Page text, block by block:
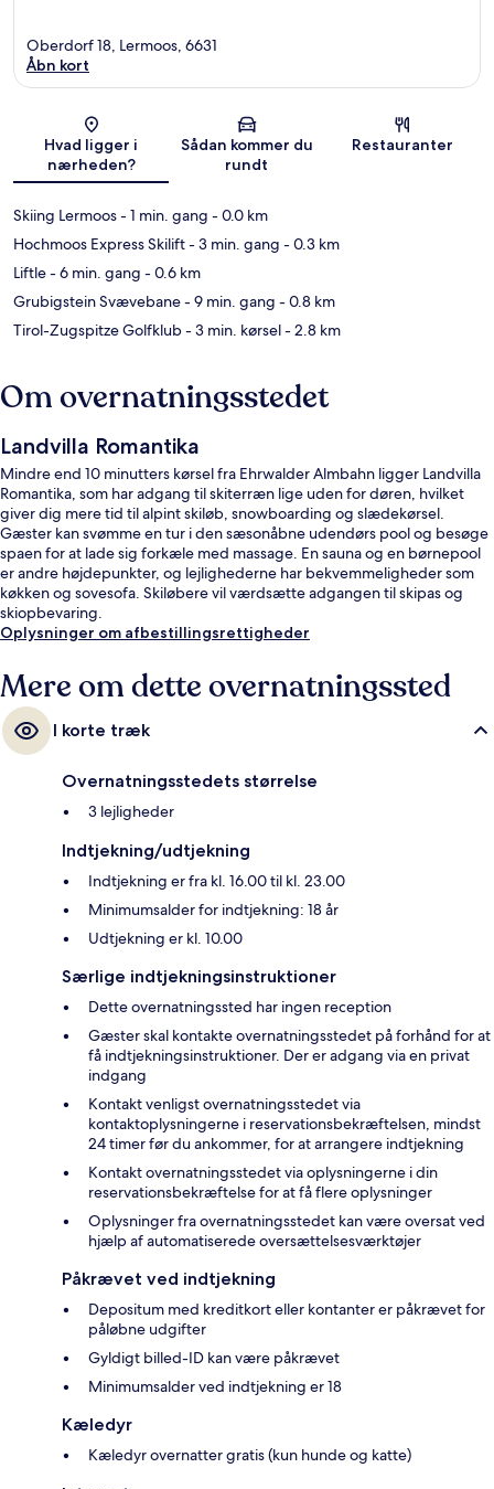
Kort
Oberdorf 18, Lermoos, 6631
Åbn kort
Hvad ligger i
nærheden?
Sådan kommer du
rundt
Restauranter
Skiing Lermoos- 1 min. gang - 0.0 km
Hochmoos Express Skilift- 3 min. gang - 0.3 km
Liftle- 6 min. gang - 0.6 km
Grubigstein Svævebane- 9 min. gang - 0.8 km
Tirol-Zugspitze Golfklub- 3 min. kørsel- 2.8 km
Om overnatningsstedet
Landvilla Romantika
Mindre end 10 minutters kørsel fra Ehrwalder Almbahn ligger Landvilla
Romantika, som har adgang til skiterræn lige uden for døren, hvilket
giver dig mere tid til alpint skiløb, snowboarding og slædekørsel.
Gæster kan svømme en tur i den sæsonåbne udendørs pool og besøge
spaen for at lade sig forkæle med massage. En sauna og en børnepool
er andre højdepunkter, og lejlighederne har bekvemmeligheder som
køkken og sovesofa. Skiløbere vil værdsætte adgangen til skipas og
skiopbevaring.
Oplysninger om afbestillingsrettigheder
Mere om dette overnatningssted
I korte træk
Overnatningsstedets størrelse
3 lejligheder
Indtjekning/udtjekning
Indtjekning er fra kl. 16.00 til kl. 23.00
Minimumsalder for indtjekning: 18 år
Udtjekning er kl. 10.00
Særlige indtjekningsinstruktioner
Dette overnatningssted har ingen reception
Gæster skal kontakte overnatningsstedet på forhånd for at
få indtjekningsinstruktioner. Der er adgang via en privat
indgang
Kontakt venligst overnatningsstedet via
kontaktoplysningerne i reservationsbekræftelsen, mindst
24 timer før du ankommer, for at arrangere indtjekning
Kontakt overnatningsstedet via oplysningerne i din
reservationsbekræftelse for at få flere oplysninger
Oplysninger fra overnatningsstedet kan være oversat ved
hjælp af automatiserede oversættelsesværktøjer
Påkrævet ved indtjekning
Depositum med kreditkort eller kontanter er påkrævet for
påløbne udgifter
Gyldigt billed-ID kan være påkrævet
Minimumsalder ved indtjekning er 18
Kæledyr
Kæledyr overnatter gratis (kun hunde og katte)